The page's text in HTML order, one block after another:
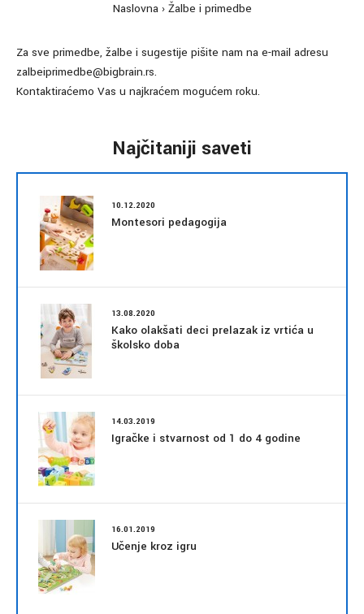
Naslovna Žalbe i primedbe
Za sve primedbe, žalbe i sugestije pišite nam na e-mail adresu
zalbeiprimedbe@bigbrain.rs.
Kontaktiraćemo Vas u najkraćem mogućem roku.
Najčitaniji saveti
10.12.2020
Montesori pedagogija
13.08.2020
Kako olakšati deci prelazak iz vrtića u
školsko doba
14.03.2019
Igračke i stvarnost od 1 do 4 godine
16.01.2019
Učenje kroz igru